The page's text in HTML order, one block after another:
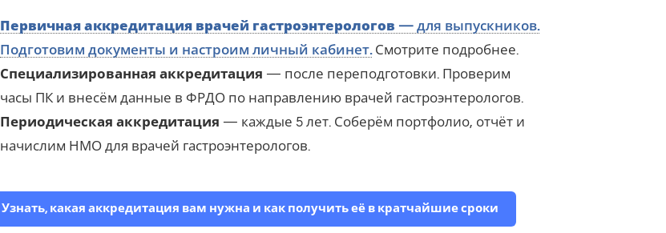
Первичная аккредитация врачей гастроэнтерологов — для выпускников.
Подготовим документы и настроим личный кабинет.Смотрите подробнее.
Специализированная аккредитация — после переподготовки. Проверим
часы ПК и внесём данные в ФРДО по направлению врачей гастроэнтерологов.
Периодическая аккредитация — каждые 5 лет. Соберём портфолио, отчёт и
начислим НМО для врачей гастроэнтерологов.
Узнать, какая аккредитация вам нужна и как получить её в кратчайшие сроки